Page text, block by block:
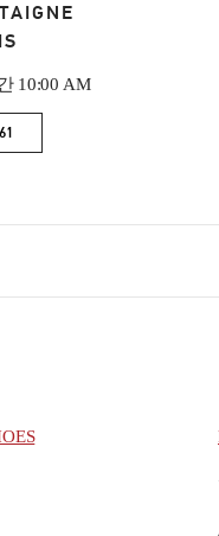
10:00 AM